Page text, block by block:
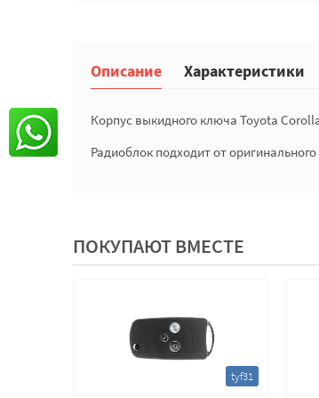
Описание Характеристики
Корпус выкидного ключа Toyota
Радиоблок подходит от
ПОКУПАЮТ ВМЕСТЕ
tyf31